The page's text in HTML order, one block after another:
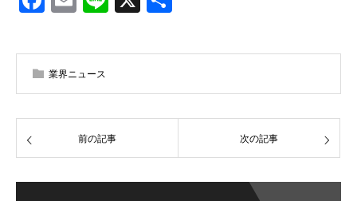
業界ニュース
前の記事 次の記事